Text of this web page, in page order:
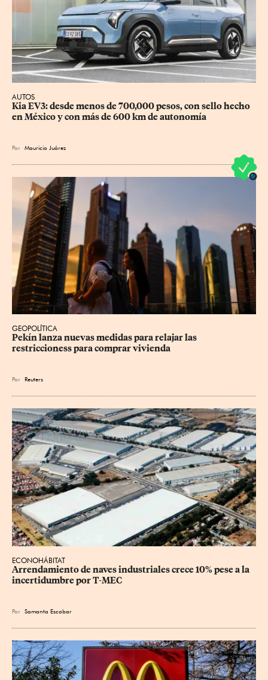
AUTOS
Kia EV3: desde menos de 700,000 pesos, con sello hecho
en México y con más de 600 km de autonomía
Por Mauricio Juárez
GEOPOLÍTICA
Pekín lanza nuevas medidas para relajar ⁠las
restriccioness para comprar vivienda
Por Reuters
ECONOHÁBITAT
Arrendamiento de naves industriales crece 10% pese a la
incertidumbre por T-MEC
Por Samanta Escobar